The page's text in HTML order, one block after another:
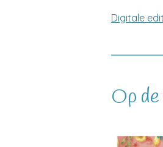
Digitale
Op